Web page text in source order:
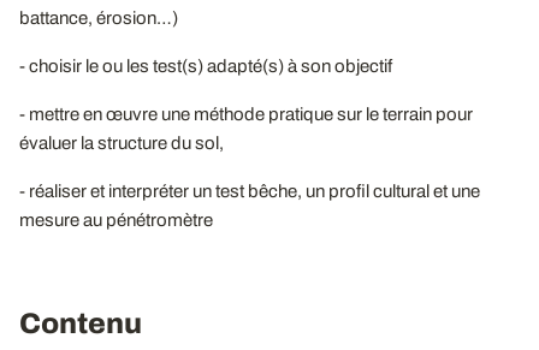
battance, érosion…)
- choisir le ou les test(s) adapté(s) à son objectif
- mettre en œuvre une méthode pratique sur le terrain pour
évaluer la structure du sol,
- réaliser et interpréter un test bêche, un profil cultural et une
mesure au pénétromètre
Contenu